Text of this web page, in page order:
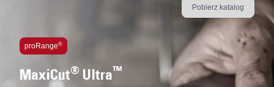
Pobierz katalog
proRange®
MaxiCut® Ultra™
Zastosowane technologie